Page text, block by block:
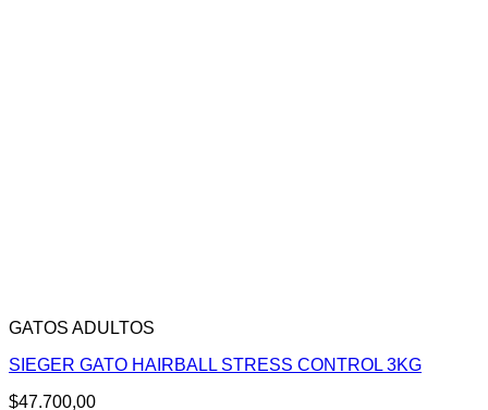
GATOS ADULTOS
SIEGER GATO HAIRBALL STRESS CONTROL 3KG
$47.700,00